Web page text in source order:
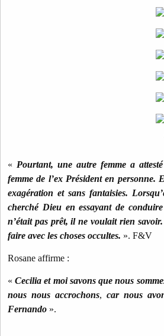
« Pourtant, une autre femme a
femme de l’ex Président en personne.
exagération et sans fantaisies.
cherché Dieu en essayant de
n’était pas prêt, il ne voulait rien
faire avec les choses occultes. ». F&V
Rosane affirme :
«Cecilia et moi savons que nous
nous nous accrochons, car nous
Fernando ».